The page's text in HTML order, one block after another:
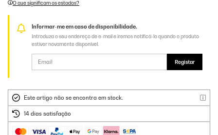
O que significam os estados?
Informar-me em caso de disponibilidade.
Introduza o seu endereço de e-mail e iremos notificá-lo quando o produto
estiver novamente disponível.
Registar
Este artigo não se encontra em stock.
14 dias satisfação